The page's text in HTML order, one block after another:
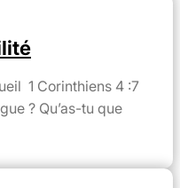
1 Corinthiens 4 :7
? Qu’as-tu que